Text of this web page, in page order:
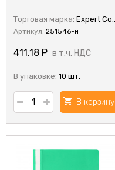
Торговая марка: Expert Complete
Артикул: 251546-н
411,18 Р в т.ч. НДС
В упаковке: 10 шт.
В корзину